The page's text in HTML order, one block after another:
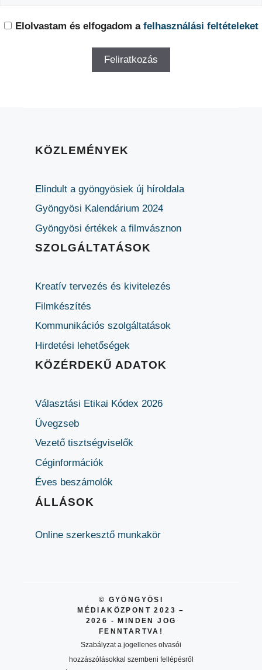
Elolvastam és elfogadom a felhasználási feltételeket
KÖZLEMÉNYEK
Elindult a gyöngyösiek új híroldala
Gyöngyösi Kalendárium 2024
Gyöngyösi értékek a filmvásznon
SZOLGÁLTATÁSOK
Kreatív tervezés és kivitelezés
Filmkészítés
Kommunikációs szolgáltatások
Hirdetési lehetőségek
KÖZÉRDEKŰ ADATOK
Választási Etikai Kódex 2026
Üvegzseb
Vezető tisztségviselők
Céginformációk
Éves beszámolók
ÁLLÁSOK
Online szerkesztő munkakör
© GYÖNGYÖSI
MÉDIAKÖZPONT 2023 –
2026 - MINDEN JOG
FENNTARTVA!
Szabályzat a jogellenes olvasói
hozzászólásokkal szembeni fellépésről